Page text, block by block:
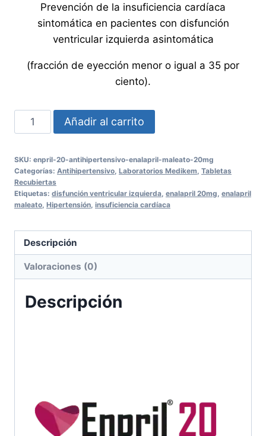
Prevención de la insuficiencia cardíaca
sintomática en pacientes con disfunción
ventricular izquierda asintomática
(fracción de eyección menor o igual a 35 por
ciento).
Enpril
20
(Enalapril
maleato
20mg)
cantidad
Añadir al carrito
SKU: enpril-20-antihipertensivo-enalapril-maleato-20mg
Categorías: Antihipertensivo Laboratorios Medikem Tabletas
Recubiertas
Etiquetas: disfunción ventricular izquierda enalapril 20mg enalapril
maleato Hipertensión insuficiencia cardíaca
Descripción
Valoraciones (0)
Descripción